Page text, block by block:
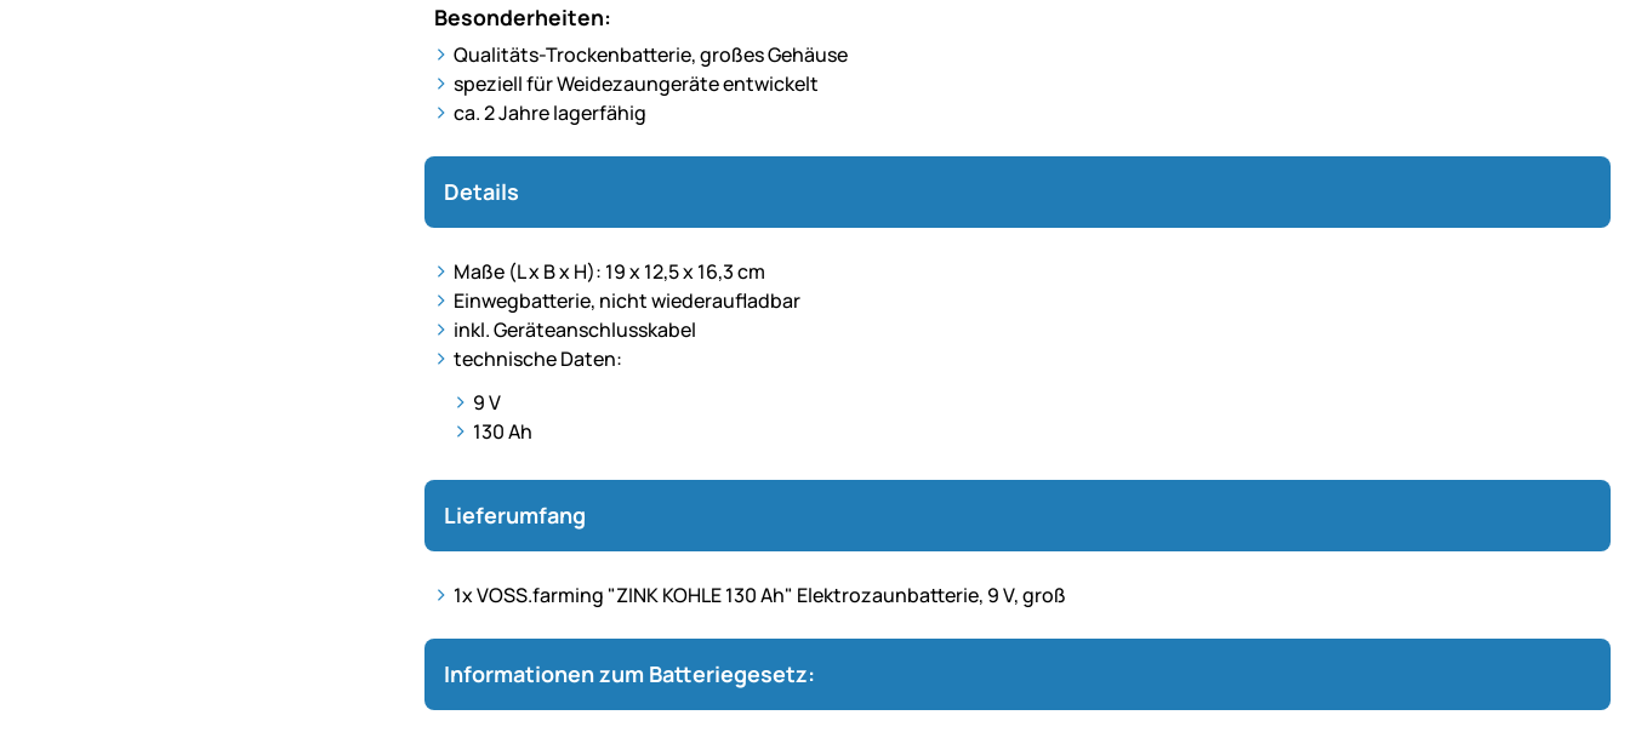
Besonderheiten:
Qualitäts-Trockenbatterie, großes Gehäuse
speziell für Weidezaungeräte entwickelt
ca. 2 Jahre lagerfähig
Details
Maße (L x B x H): 19 x 12,5 x 16,3 cm
Einwegbatterie, nicht wiederaufladbar
inkl. Geräteanschlusskabel
technische Daten:
9 V
130 Ah
Lieferumfang
1x VOSS.farming "ZINK KOHLE 130 Ah" Elektrozaunbatterie, 9 V, groß
Informationen zum Batteriegesetz: